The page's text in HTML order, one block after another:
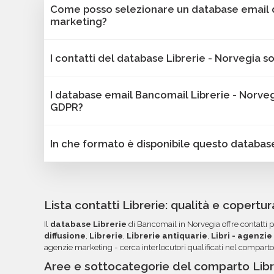
Come posso selezionare un database email
marketing?
Bancomail. Troverai contatti B2B verificati di
area geografica, settore, dimensione aziendale
marketing.
I contatti del database Librerie - Norvegia
aggiornate. I nostri database vengono
offrire solo contatti affidabili, aggiornati e
e comunicazioni mirate.
I database email Bancomail Librerie -
GDPR?
secondo le linee guida del GDPR. Bancomail
conformità alla normativa sulla protezione dei
In che formato è disponibile questo
campo è organizzato in colonne per
l'ordinamento e l'utilizzo dei dati. Una volta
documentazione nella tua area riservata, con
Lista contatti Librerie: qualità e
Il database Librerie di Bancomail in Norvegia offre contatti
diffusione Librerie Librerie antiquarie Libri -
agenzie marketing - cerca interlocutori qualificati nel comparto.
Aree e sottocategorie del comparto